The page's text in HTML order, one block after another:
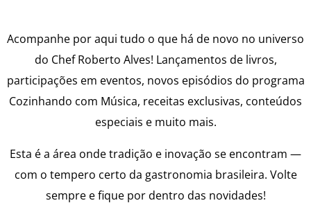
Acompanhe por aqui tudo o que há de novo no universo
do Chef Roberto Alves! Lançamentos de livros,
participações em eventos, novos episódios do programa
Cozinhando com Música, receitas exclusivas, conteúdos
especiais e muito mais.
Esta é a área onde tradição e inovação se encontram —
com o tempero certo da gastronomia brasileira. Volte
sempre e fique por dentro das novidades!